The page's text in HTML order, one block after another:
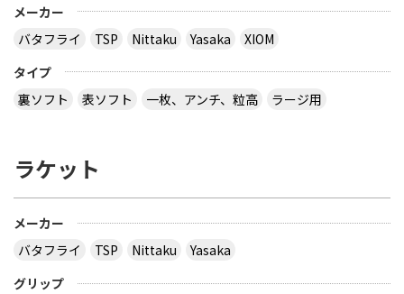
メーカー
バタフライ
TSP Nittaku Yasaka
XIOM
タイプ
裏ソフト
表ソフト 一枚、アンチ、粒高 ラージ用
ラケット
メーカー
バタフライ
TSP Nittaku
Yasaka
グリップ